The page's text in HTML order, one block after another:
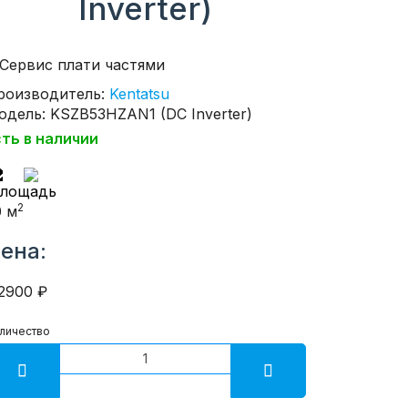
Inverter)
Kentatsu
KSZB53HZAN1 (DC Inverter)
в наличии
м2
₽